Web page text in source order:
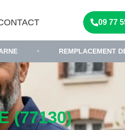
09 77
REMPLACEMENT DE CYLINDRE DE
(77130)